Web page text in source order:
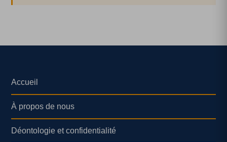
Accueil
À propos de nous
Déontologie et confidentialité